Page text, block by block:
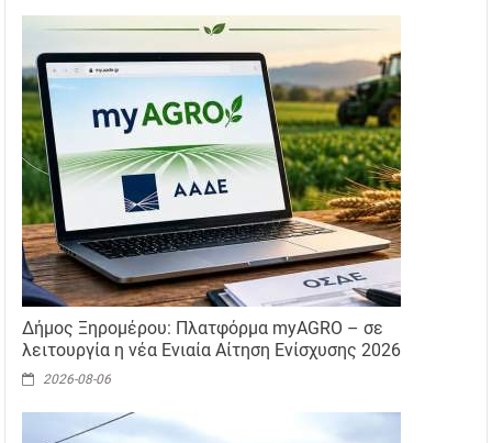
Δήμος Ξηρομέρου: Πλατφόρμα myAGRO – σε
λειτουργία η νέα Ενιαία Αίτηση Ενίσχυσης 2026
2026-08-06